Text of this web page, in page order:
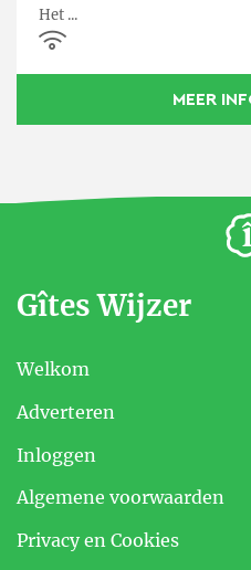
Het ...
MEER
Gîtes Wijzer
Welkom
Adverteren
Inloggen
Algemene voorwaarden
Privacy en Cookies